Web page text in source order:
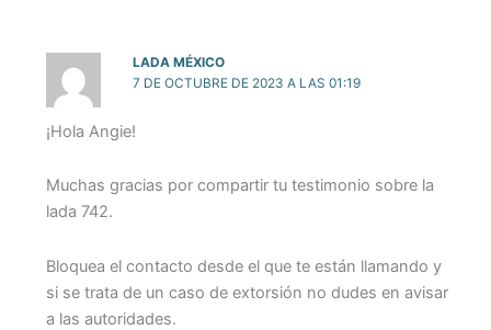
LADA MÉXICO
7 DE OCTUBRE DE 2023 A LAS 01:19
¡Hola Angie!
Muchas gracias por compartir tu testimonio sobre la
lada 742.
Bloquea el contacto desde el que te están llamando y
si se trata de un caso de extorsión no dudes en avisar
a las autoridades.